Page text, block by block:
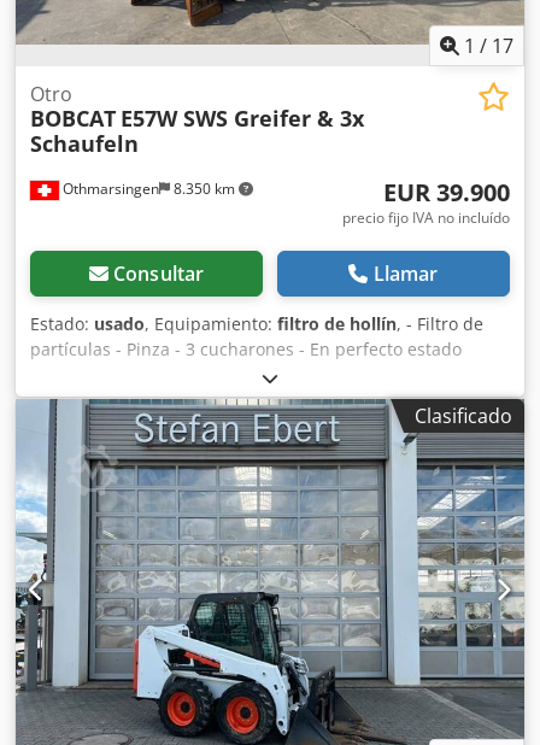
1 / 17
Othmarsingen 8.350 km
Otro
BOBCAT E57W SWS Greifer & 3x
Schaufeln
EUR 39.900
precio fijo IVA no incluído
Consultar Llamar
Estado: usado, Equipamiento: filtro de hollín, - Filtro de
partículas - Pinza - 3 cucharones - En perfecto estado
Suspensión: Hidráulica Djdpfezhhv Tox Alysck
Clasificado